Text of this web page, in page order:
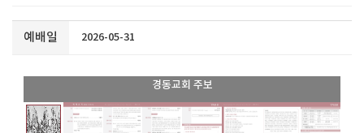
예배일 2026-05-31
경동교회 주보
1 / 9